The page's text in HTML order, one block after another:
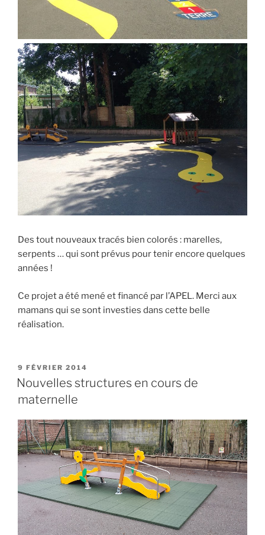
Des tout nouveaux tracés bien colorés : marelles,
serpents … qui sont prévus pour tenir encore quelques
années !
Ce projet a été mené et financé par l’APEL. Merci aux
mamans qui se sont investies dans cette belle
réalisation.
PUBLIÉ
LE
9 FÉVRIER 2014
Nouvelles structures en cours de
maternelle